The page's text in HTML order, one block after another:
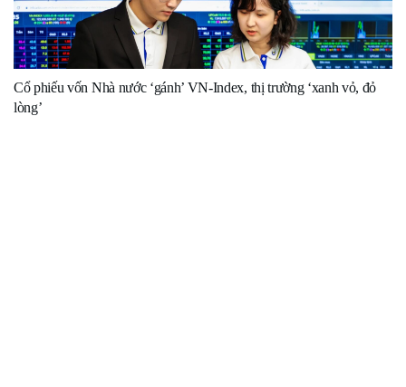
Cổ phiếu vốn Nhà nước ‘gánh’ VN-Index, thị trường ‘xanh vỏ, đỏ
lòng’